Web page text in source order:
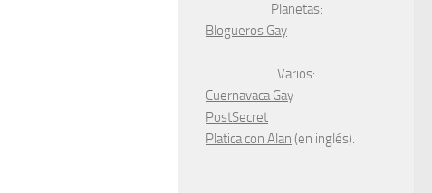
Planetas:
Blogueros Gay
Varios:
Cuernavaca Gay
PostSecret
Platica con Alan (en inglés).